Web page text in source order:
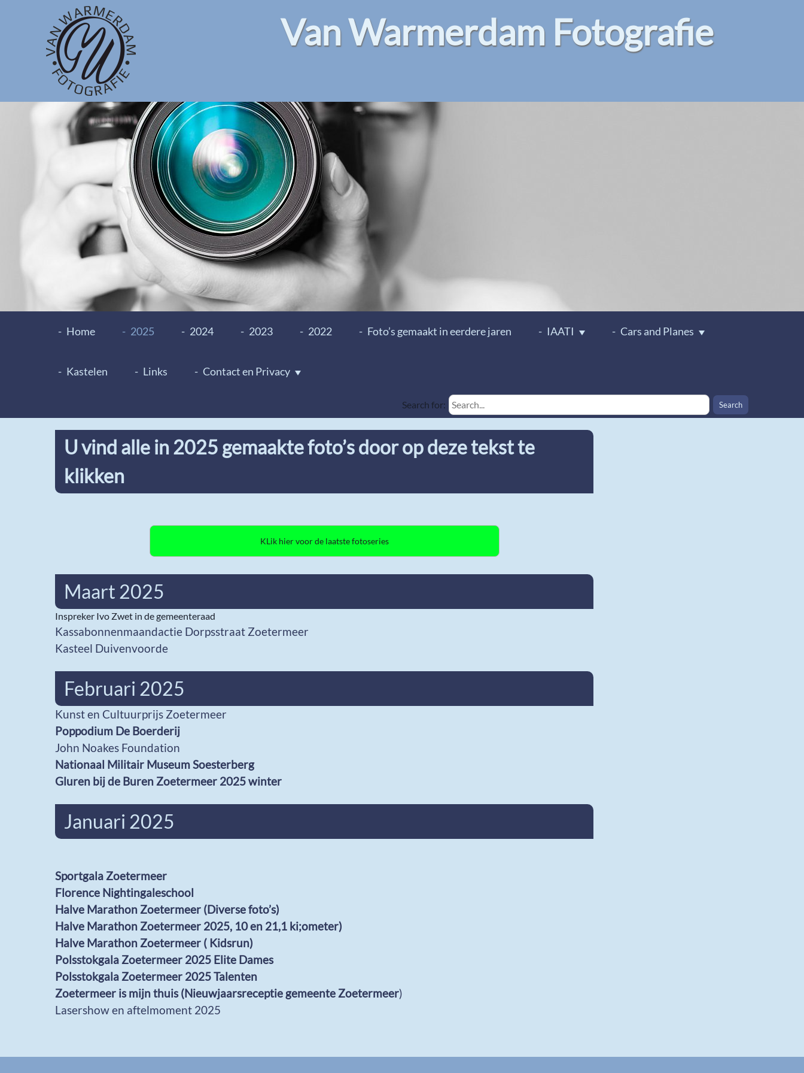
U vind alle in 2025 gemaakte foto’s door op deze tekst te
klikken
Maart 2025
Inspreker Ivo Zwet in de gemeenteraad
Kassabonnenmaandactie Dorpsstraat Zoetermeer
Kasteel Duivenvoorde
Februari 2025
Kunst en Cultuurprijs Zoetermeer
Poppodium De Boerderij
John Noakes Foundation
Nationaal Militair Museum Soesterberg
Gluren bij de Buren Zoetermeer 2025 winter
Januari 2025
Sportgala Zoetermeer
Florence Nightingaleschool
Halve Marathon Zoetermeer (Diverse foto’s)
Halve Marathon Zoetermeer 2025, 10 en 21,1 ki;ometer)
Halve Marathon Zoetermeer ( Kidsrun)
Polsstokgala Zoetermeer 2025 Elite Dames
Polsstokgala Zoetermeer 2025 Talenten
Zoetermeer is mijn thuis (Nieuwjaarsreceptie gemeente Zoetermeer)
Lasershow en aftelmoment 2025
Van Warmerdam Fotografie
Home 2025 2024 2023 2022 Foto’s gemaakt in eerdere jaren IAATI Cars and Planes
Kastelen Links Contact en Privacy
Search for: